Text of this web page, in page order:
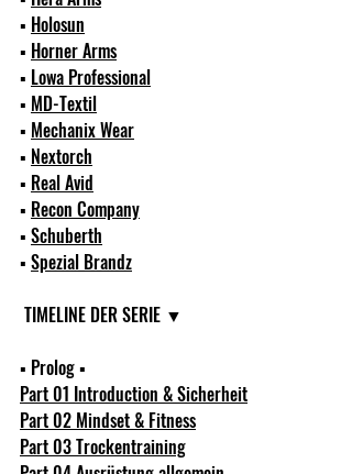
▪ Holosun
▪ Horner Arms
▪ Lowa Professional
▪ MD-Textil
▪ Mechanix Wear
▪ Nextorch
▪ Real Avid
▪ Recon Company
▪ Schuberth
▪ Spezial Brandz
TIMELINE DER SERIE ▼
▪ Prolog ▪
Part 01 Introduction & Sicherheit
Part 02 Mindset & Fitness
Part 03 Trockentraining